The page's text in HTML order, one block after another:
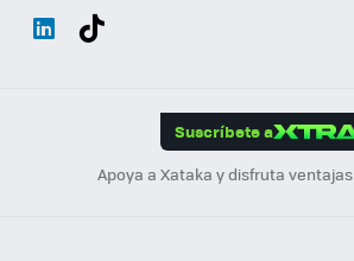
Suscríbete a
Apoya a Xataka y disfruta